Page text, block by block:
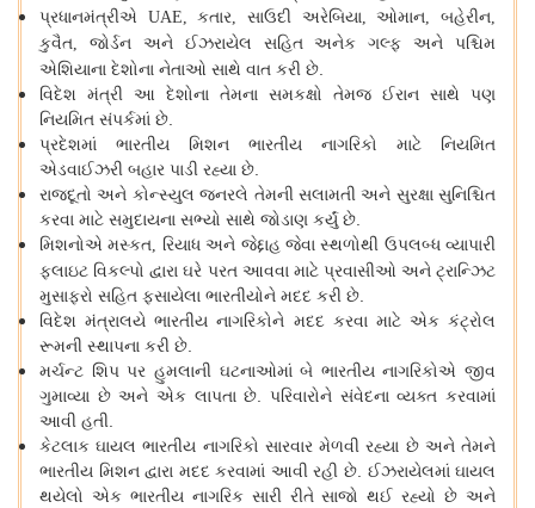
પ્રધાનમંત્રીએ
UAE,કતાર,સાઉદી અરેબિયા,ઓમાન,બહેરીન,
કુવૈત, જોર્ડન અને ઈઝરાયેલ સહિત અનેક ગલ્ફ અને
પશ્ચિમ
એશિયાના દેશોના નેતાઓ સાથે વાત કરી છે.
વિદેશ
મંત્રી આ દેશોના તેમના સમકક્ષો તેમજ ઈરાન સાથે
પણ
નિયમિત સંપર્કમાં છે.
પ્રદેશમાં
ભારતીય મિશન ભારતીય નાગરિકો માટે
નિયમિત
એડવાઈઝરી બહાર પાડી રહ્યા છે.
રાજદૂતો અને કોન્સ્યુલ જનરલે તેમની સલામતી અને સુરક્ષા સુનિશ્ચિત
કરવા માટે સમુદાયના સભ્યો સાથે જોડાણ કર્યું છે.
મિશનોએ મસ્કત, રિયાધ અને જેદ્દાહ જેવા સ્થળોથી ઉપલબ્ધ વ્યાપારી
ફ્લાઇટ વિકલ્પો દ્વારા ઘરે પરત આવવા માટે પ્રવાસીઓ અને ટ્રાન્ઝિટ
મુસાફરો સહિત ફસાયેલા ભારતીયોને મદદ કરી છે.
વિદેશ મંત્રાલયે ભારતીય નાગરિકોને મદદ કરવા માટે એક કંટ્રોલ
રૂમની સ્થાપના કરી છે.
મર્ચન્ટ શિપ પર હુમલાની ઘટનાઓમાં બે ભારતીય નાગરિકોએ જીવ
ગુમાવ્યા છે અને એક લાપતા છે. પરિવારોને સંવેદના વ્યક્ત કરવામાં
આવી હતી.
કેટલાક ઘાયલ ભારતીય નાગરિકો સારવાર મેળવી રહ્યા છે અને તેમને
ભારતીય મિશન દ્વારા મદદ કરવામાં આવી રહી છે. ઈઝરાયેલમાં ઘાયલ
થયેલો એક ભારતીય નાગરિક સારી રીતે સાજો થઈ રહ્યો છે અને